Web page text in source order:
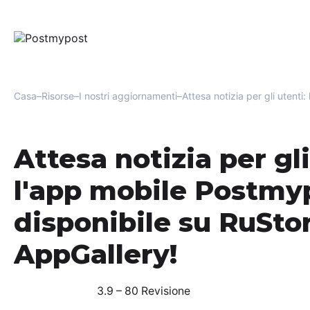
Casa Risorse I nostri aggiornamenti Attesa notizia per gli utenti:
Attesa notizia per
l'app mobile
disponibile su
AppGallery!
3.9 – 80 Revisione